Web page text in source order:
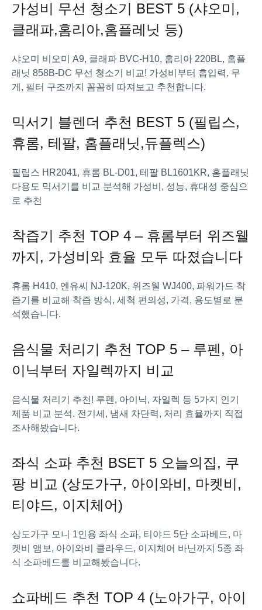
가성비 무선 청소기 BEST 5 (샤오미,
클래파,홈리아,홈플레닛 등)
샤오미 비오미 A9, 클래파 BVC-H10, 홈리아 220BL, 홈플
래닛 858B-DC 무선 청소기 비교! 가성비부터 흡입력, 무
게, 필터 구조까지 꼼꼼히 따져보고 추천합니다.
믹서기 블렌더 추천 BEST 5 (필립스,
휴롬, 테팔, 홈플래닛,듀플렉스)
필립스 HR2041, 휴롬 BL-D01, 테팔 BL1601KR, 홈플래닛
다용도 믹서기를 비교 분석해 가성비, 성능, 휴대성 중심으
로 추천
착즙기 추천 TOP 4 – 휴롬부터 위즈웰
까지, 가성비와 효율 모두 따졌습니다
휴롬 H410, 엔유씨 NJ-120K, 위즈웰 WJ400, 파워가드 착
즙기를 비교해 착즙 방식, 세척 편의성, 가격, 용도별로 분
석했습니다.
음식물 처리기 추천 TOP 5 – 루펜, 아
이닉부터 자일렉까지 비교
음식물 처리기 추천! 루펜, 아이닉, 자일렉 등 5가지 인기
제품 비교 분석. 전기세, 냄새 차단력, 처리 효율까지 직접
조사해봤습니다.
좌식 소파 추천 BSET 5 오늘의집, 쿠
팡 비교 (상도가구, 아이와비, 마켓비,
티야드, 이지체어)
상도가구 모니 1인용 좌식 소파, 티야드 5단 소파베드, 마
켓비 앰보, 아이와비 클라우드, 이지체어 바닌까지 5종 좌
식 소파베드를 비교해봤습니다.
쇼파베드 추천 TOP 4 (노아가구, 아이